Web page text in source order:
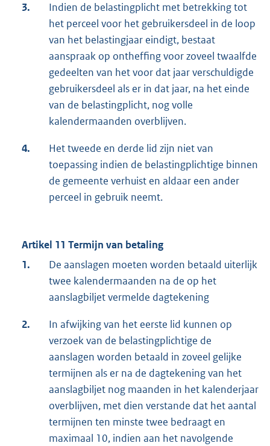
3.
Indien de belastingplicht met betrekking tot
het perceel voor het gebruikersdeel in de loop
van het belastingjaar eindigt, bestaat
aanspraak op ontheffing voor zoveel twaalfde
gedeelten van het voor dat jaar verschuldigde
gebruikersdeel als er in dat jaar, na het einde
van de belastingplicht, nog volle
kalendermaanden overblijven.
4.
Het tweede en derde lid zijn niet van
toepassing indien de belastingplichtige binnen
de gemeente verhuist en aldaar een ander
perceel in gebruik neemt.
Artikel 11 Termijn van betaling
1.
De aanslagen moeten worden betaald uiterlijk
twee kalendermaanden na de op het
aanslagbiljet vermelde dagtekening
2.
In afwijking van het eerste lid kunnen op
verzoek van de belastingplichtige de
aanslagen worden betaald in zoveel gelijke
termijnen als er na de dagtekening van het
aanslagbiljet nog maanden in het kalenderjaar
overblijven, met dien verstande dat het aantal
termijnen ten minste twee bedraagt en
maximaal 10, indien aan het navolgende